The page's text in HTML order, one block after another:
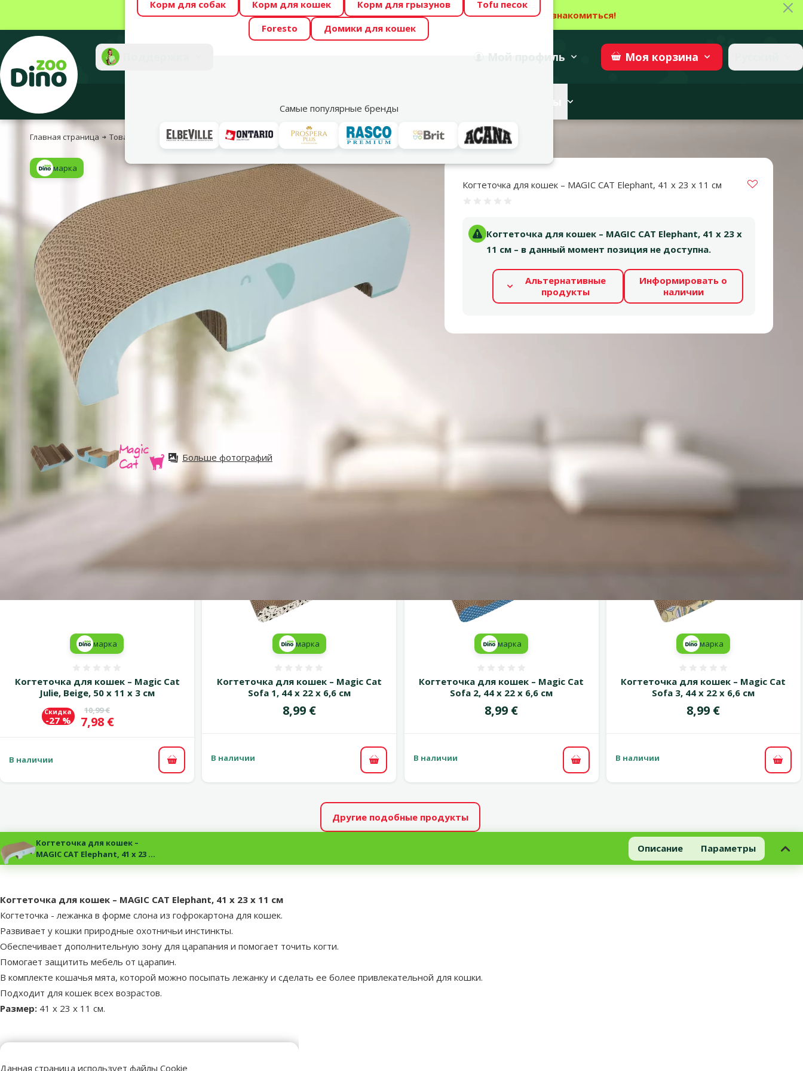
Весь месяц Dino Zoo предлагает отличные цены на ТОП-овые корма! 🍖 → Ознакомиться!
Фотоконкурс “GADA ŪSAIŅI”! Возможно Твой питомец станет звездой 2027 Участвовать
Данная страница использует файлы Cookie
профиль Моя корзина
Корм для собак Корм для кошек Корм для грызунов
Tofu песок
Foresto
Домики для кошек
Самые популярные бренды
Акции
Главная страница Товары для кошек Когтеточки и домики Когтеточки MAGIC CAT Elephant, 41 x 23 x 11 см
Когтеточка для кошек – MAGIC CAT Elephant, 41 x 23 x 11 см
Когтеточка для кошек – MAGIC CAT Elephant, 41 x 23 x
11 см – в данный момент позиция не доступна.
Альтернативные
продукты
Информировать о
наличии
марка
Больше фотографий
Когтеточка для кошек – Magic Cat
Julie, Beige, 50 x 11 x 3 см
Исходная цена
10,99 €
Цена
7,98 €
Скидка
-27 %
марка
В наличии В корзину
Когтеточка для кошек – Magic Cat
Sofa 1, 44 x 22 x 6,6 см
Цена
8,99 €
марка
В наличии
В корзину
Когтеточка для кошек – Magic Cat
Sofa 2, 44 x 22 x 6,6 см
Цена
8,99 €
марка
В наличии
В корзину
Когтеточка для кошек – Magic Cat
Sofa 3, 44 x 22 x 6,6 см
Цена
8,99 €
марка
В наличии
В
Другие подобные продукты
Когтеточка для кошек –
MAGIC CAT Elephant, 41 x 23 x
11 см
Описание Параметры
superzoo.product.detail.content
Когтеточка для кошек – MAGIC CAT Elephant, 41 x 23 x 11 см
Когтеточка - лежанка в форме слона из гофрокартона для кошек.
Развивает у кошки природные охотничьи инстинкты.
Обеспечивает дополнительную зону для царапания и помогает точить когти.
Помогает защитить мебель от царапин.
В комплекте кошачья мята, которой можно посыпать лежанку и сделать ее более привлекательной для кошки.
Подходит для кошек всех возрастов.
Размер: 41 x 23 x 11 см.
Параметры
Синий